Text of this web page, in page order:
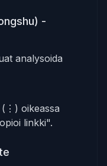
-
analysoida
(⋮) oikeassa
linkki".